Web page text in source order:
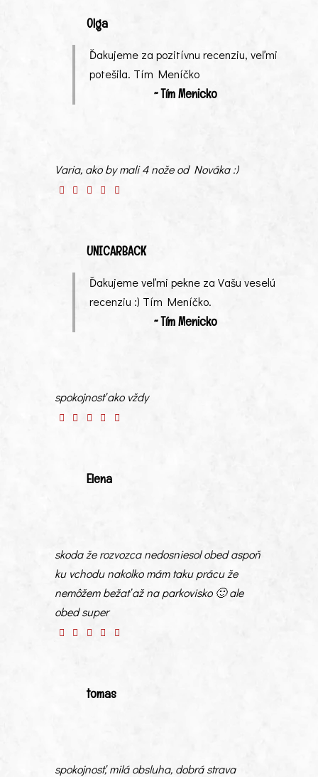
Olga
Ďakujeme za pozitívnu recenziu, veľmi
potešila. Tím Meníčko
~ Tím Menicko
Varia, ako by mali 4 nože od Nováka :)
UNICARBACK
Ďakujeme veľmi pekne za Vašu veselú
recenziu :) Tím Meníčko.
~ Tím Menicko
spokojnosť ako vždy
Elena
skoda že rozvozca nedosniesol obed aspoň
ku vchodu nakolko mám taku prácu že
nemôžem bežať až na parkovisko 🙂 ale
obed super
tomas
spokojnosť, milá obsluha, dobrá strava